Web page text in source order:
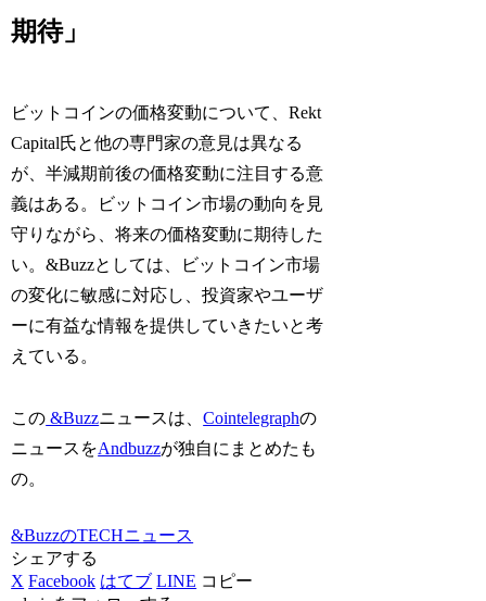
期待」
ビットコインの価格変動について、Rekt
Capital氏と他の専門家の意見は異なる
が、半減期前後の価格変動に注目する意
義はある。ビットコイン市場の動向を見
守りながら、将来の価格変動に期待した
い。&Buzzとしては、ビットコイン市場
の変化に敏感に対応し、投資家やユーザ
ーに有益な情報を提供していきたいと考
えている。
この &Buzzニュースは、Cointelegraphの
ニュースをAndbuzzが独自にまとめたも
の。
&BuzzのTECHニュース
シェアする
X Facebook はてブ LINE コピー